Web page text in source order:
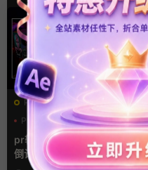
PR基本图形mogrt
PR基本图形
三维 倒计时
pr轮播模板 方屏竖屏4K展示
倒计时轮播图PR模版